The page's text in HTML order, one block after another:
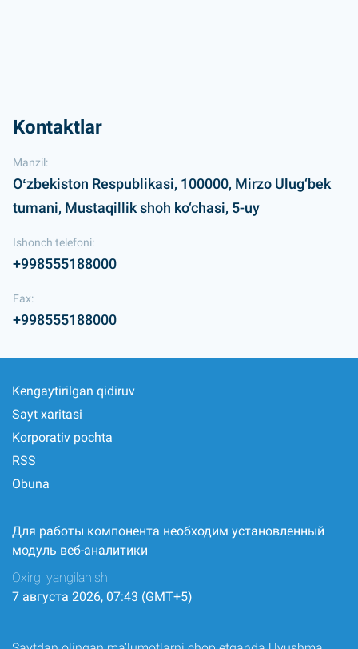
Kontaktlar
Manzil:
Oʻzbekiston Respublikasi, 100000, Mirzo Ulug‘bek
tumani, Mustaqillik shoh ko‘chasi, 5-uy
Ishonch telefoni:
+998555188000
Fax:
+998555188000
Kengaytirilgan qidiruv
Sayt xaritasi
Korporativ pochta
RSS
Obuna
Для работы компонента необходим установленный
модуль веб-аналитики
Oxirgi yangilanish:
7 августа 2026, 07:43 (GMT+5)